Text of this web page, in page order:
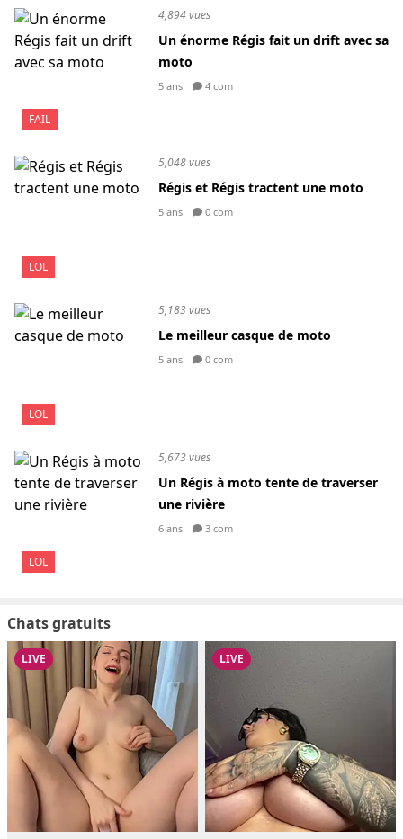
FAIL
4,894 vues
Un énorme Régis fait un drift avec sa
moto
5 ans 4 com
LOL
5,048 vues
Régis et Régis tractent une moto
5 ans 0 com
LOL
5,183 vues
Le meilleur casque de moto
5 ans 0 com
LOL
5,673 vues
Un Régis à moto tente de traverser
une rivière
6 ans 3 com
Chats gratuits